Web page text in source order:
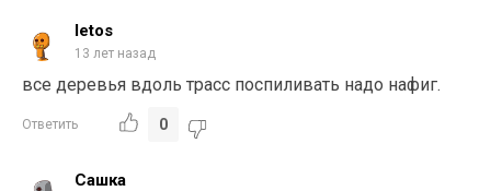
letos
13 лет назад
все деревья вдоль трасс поспиливать надо нафиг.
Ответить 0
Сашка